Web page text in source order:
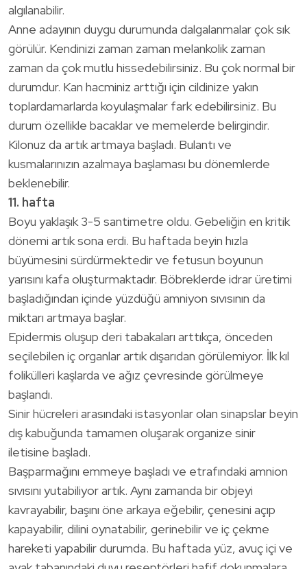
algılanabilir.
Anne adayının duygu durumunda dalgalanmalar çok sık
görülür. Kendinizi zaman zaman melankolik zaman
zaman da çok mutlu hissedebilirsiniz. Bu çok normal bir
durumdur. Kan hacminiz arttığı için cildinize yakın
toplardamarlarda koyulaşmalar fark edebilirsiniz. Bu
durum özellikle bacaklar ve memelerde belirgindir.
Kilonuz da artık artmaya başladı. Bulantı ve
kusmalarınızın azalmaya başlaması bu dönemlerde
beklenebilir.
11. hafta
Boyu yaklaşık 3-5 santimetre oldu. Gebeliğin en kritik
dönemi artık sona erdi. Bu haftada beyin hızla
büyümesini sürdürmektedir ve fetusun boyunun
yarısını kafa oluşturmaktadır. Böbreklerde idrar üretimi
başladığından içinde yüzdüğü amniyon sıvısının da
miktarı artmaya başlar.
Epidermis oluşup deri tabakaları arttıkça, önceden
seçilebilen iç organlar artık dışarıdan görülemiyor. İlk kıl
folikülleri kaşlarda ve ağız çevresinde görülmeye
başlandı.
Sinir hücreleri arasındaki istasyonlar olan sinapslar beyin
dış kabuğunda tamamen oluşarak organize sinir
iletisine başladı.
Başparmağını emmeye başladı ve etrafındaki amnion
sıvısını yutabiliyor artık. Aynı zamanda bir objeyi
kavrayabilir, başını öne arkaya eğebilir, çenesini açıp
kapayabilir, dilini oynatabilir, gerinebilir ve iç çekme
hareketi yapabilir durumda. Bu haftada yüz, avuç içi ve